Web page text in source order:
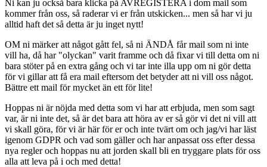
Ni kan ju också bara klicka på AVREGISTERA i dom mail som
kommer från oss, så raderar vi er från utskicken... men så har vi ju
alltid haft det så detta är ju inget nytt!
OM ni märker att något gått fel, så ni ÄNDÅ får mail som ni inte
vill ha, då har "olyckan" varit framme och då fixar vi till detta om ni
bara stöter på en extra gång och vi tar inte illa upp om ni gör detta
för vi gillar att få era mail eftersom det betyder att ni vill oss något.
Bättre ett mail för mycket än ett för lite!
Hoppas ni är nöjda med detta som vi har att erbjuda, men som sagt
var, är ni inte det, så är det bara att höra av er så gör vi det ni vill att
vi skall göra, för vi är här för er och inte tvärt om och jag/vi har läst
igenom GDPR och vad som gäller och har anpassat oss efter dessa
nya regler och hoppas nu att jorden skall bli en tryggare plats för oss
alla att leva på i och med detta!